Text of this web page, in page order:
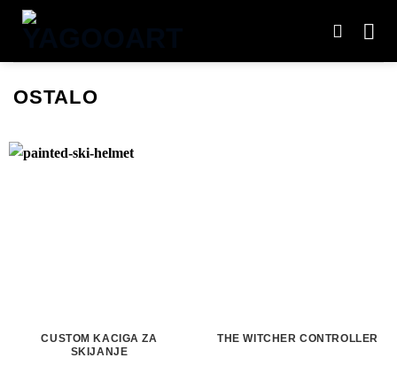
Preskoči
OSTALO
CUSTOM KACIGA ZA
SKIJANJE
THE WITCHER CONTROLLER